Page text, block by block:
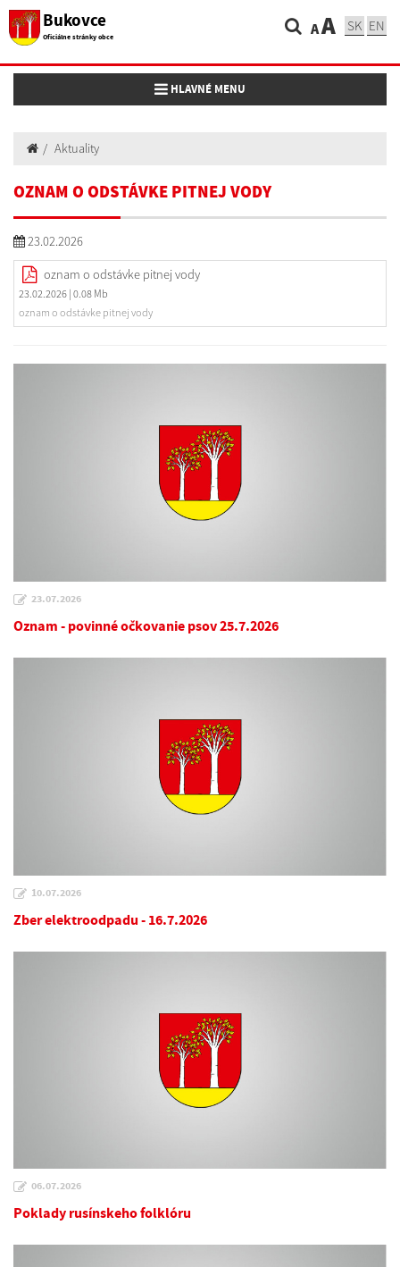
Bukovce
Oficiálne stránky obce AA SK EN
Toggle navigation
HLAVNÉ MENU
Aktuality
OZNAM O ODSTÁVKE PITNEJ VODY
23.02.2026
oznam o odstávke pitnej vody
23.02.2026 | 0.08 Mb
oznam o odstávke pitnej vody
23.07.2026
Oznam - povinné očkovanie psov 25.7.2026
10.07.2026
Zber elektroodpadu - 16.7.2026
06.07.2026
Poklady rusínskeho folklóru